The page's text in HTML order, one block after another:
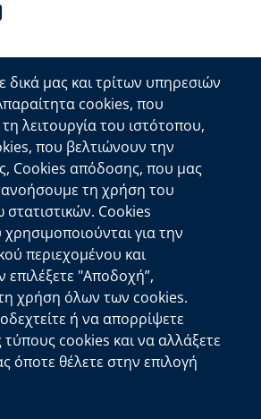
Κρήτης
71202 Ηράκλειο
μας
Ιστότοπου
δικά μας και τρίτων υπηρεσιών
cookies, που
τη λειτουργία του ιστότοπου,
που βελτιώνουν την
Cookies απόδοσης, που μας
τη χρήση του
Cookies
για την
περιεχομένου και
επιλέξετε "Αποδοχή”,
χρήση όλων των cookies.
ή να απορρίψετε
τύπους cookies και να αλλάξετε
όποτε θέλετε στην επιλογή